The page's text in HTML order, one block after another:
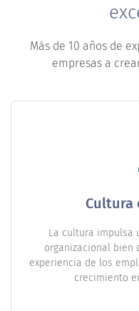
Más de 10 años de
empresas a
Cultura
La cultura impulsa
organizacional bien
experiencia de los
crecimiento